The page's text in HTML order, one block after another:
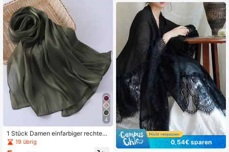
4
1 Stück Damen einfarbiger rechtec
kiger Schal aus Kunstseide, Kopftu
ch, Halstuch, Schal, Abaya
19 übrig
0,54€ sparen